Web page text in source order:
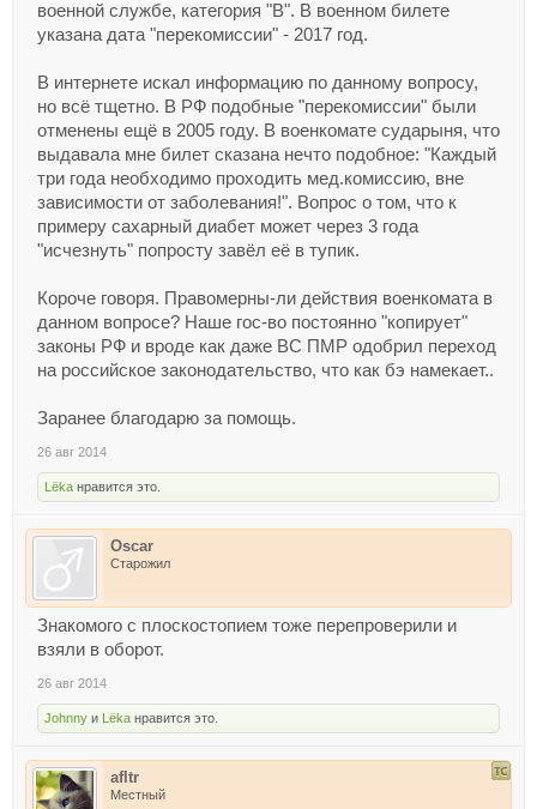
военной службе, категория "В". В военном билете
указана дата "перекомиссии" - 2017 год.
В интернете искал информацию по данному вопросу,
но всё тщетно. В РФ подобные "перекомиссии" были
отменены ещё в 2005 году. В военкомате сударыня, что
выдавала мне билет сказана нечто подобное: "Каждый
три года необходимо проходить мед.комиссию, вне
зависимости от заболевания!". Вопрос о том, что к
примеру сахарный диабет может через 3 года
"исчезнуть" попросту завёл её в тупик.
Короче говоря. Правомерны-ли действия военкомата в
данном вопросе? Наше гос-во постоянно "копирует"
законы РФ и вроде как даже ВС ПМР одобрил переход
на российское законодательство, что как бэ намекает..
Заранее благодарю за помощь.
26 авг 2014
Lёka нравится это.
Oscar
Старожил
Знакомого с плоскостопием тоже перепроверили и
взяли в оборот.
26 авг 2014
Johnny и Lёka нравится это.
afltr
Местный